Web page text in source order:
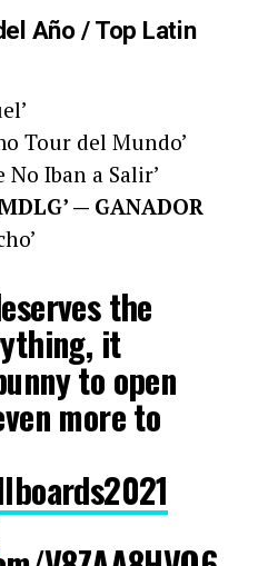
Año / Top Latin
Tour del Mundo’
No Iban a Salir’
— GANADOR
the
it
to open
more to